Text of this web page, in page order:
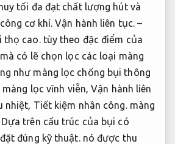
tối đa đạt chất lượng hút và
cơ khí. Vận hành liên tục. –
thọ cao. tùy theo đặc điểm của
có lẽ chọn lọc các loại màng
như màng lọc chống bụi thông
màng lọc vĩnh viễn,Vận hành liên
nhiệt, Tiết kiệm nhân công. màng
trên cấu trúc của bụi có
đúng kỹ thuật. nó được thu